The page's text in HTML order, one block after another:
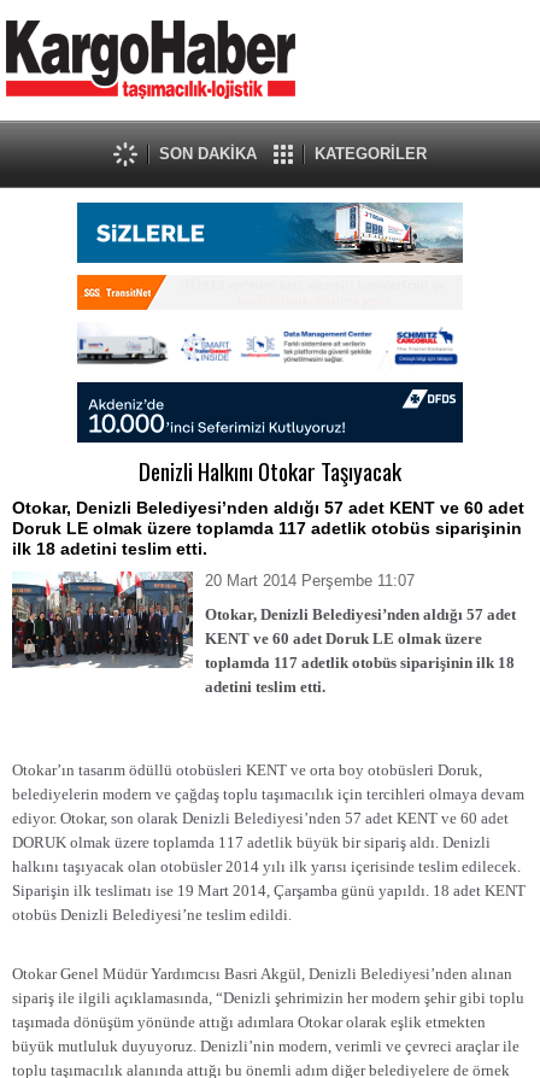
SON DAKİKA KATEGORİLER
Denizli Halkını Otokar Taşıyacak
Otokar, Denizli Belediyesi’nden aldığı 57 adet KENT ve 60 adet
Doruk LE olmak üzere toplamda 117 adetlik otobüs siparişinin
ilk 18 adetini teslim etti.
20 Mart 2014 Perşembe 11:07
Otokar, Denizli Belediyesi’nden aldığı 57 adet
KENT ve 60 adet Doruk LE olmak üzere
toplamda 117 adetlik otobüs siparişinin ilk 18
adetini teslim etti.
Otokar’ın tasarım ödüllü otobüsleri KENT ve orta boy otobüsleri Doruk,
belediyelerin modern ve çağdaş toplu taşımacılık için tercihleri olmaya devam
ediyor. Otokar, son olarak Denizli Belediyesi’nden 57 adet KENT ve 60 adet
DORUK olmak üzere toplamda 117 adetlik büyük bir sipariş aldı. Denizli
halkını taşıyacak olan otobüsler 2014 yılı ilk yarısı içerisinde teslim edilecek.
Siparişin ilk teslimatı ise 19 Mart 2014, Çarşamba günü yapıldı. 18 adet KENT
otobüs Denizli Belediyesi’ne teslim edildi.
Otokar Genel Müdür Yardımcısı Basri Akgül, Denizli Belediyesi’nden alınan
sipariş ile ilgili açıklamasında, “Denizli şehrimizin her modern şehir gibi toplu
taşımada dönüşüm yönünde attığı adımlara Otokar olarak eşlik etmekten
büyük mutluluk duyuyoruz. Denizli’nin modern, verimli ve çevreci araçlar ile
toplu taşımacılık alanında attığı bu önemli adım diğer belediyelere de örnek